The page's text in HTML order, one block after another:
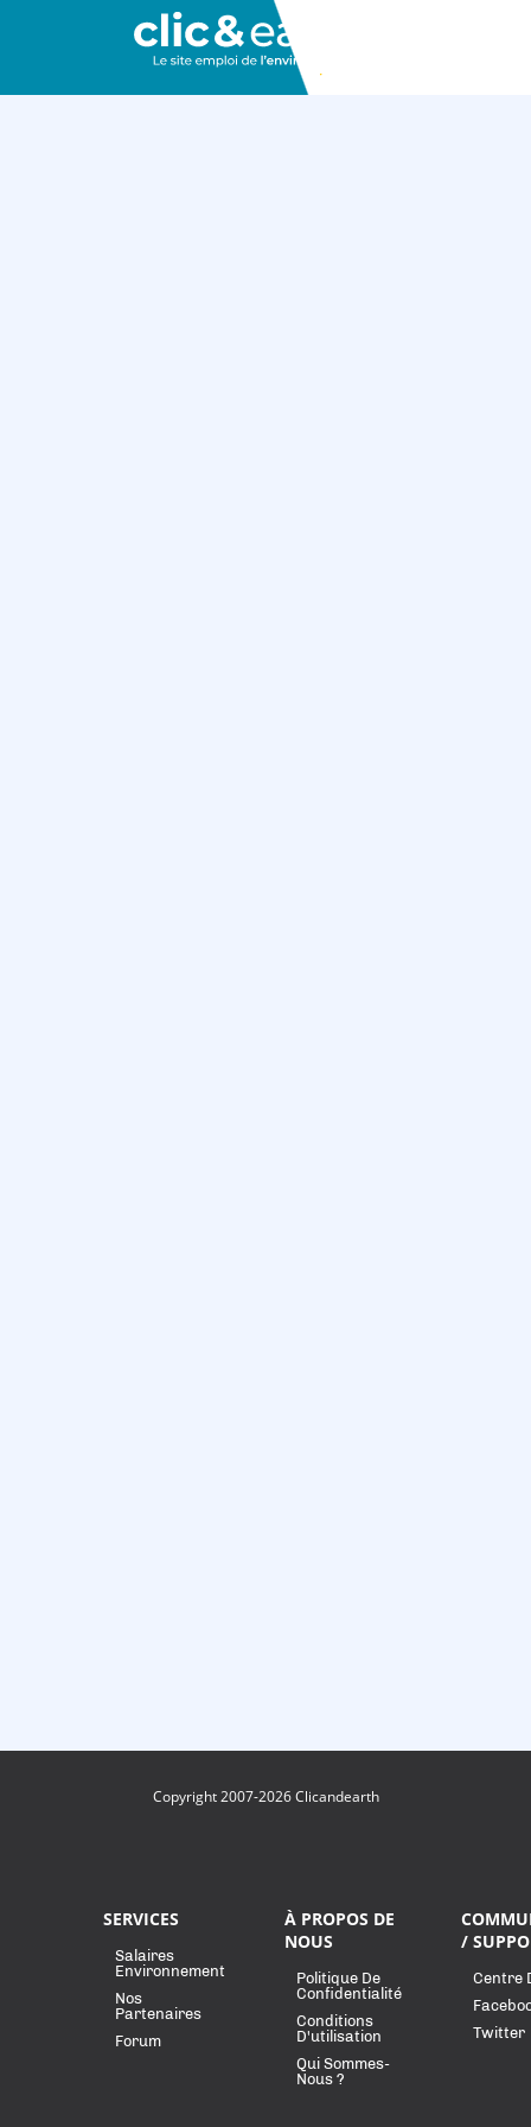
Copyright 2007-2026 Clicandearth
SERVICES
Salaires
Environnement
Nos
Partenaires
Forum
À PROPOS DE
NOUS
Politique De
Confidentialité
Conditions
D'utilisation
Qui Sommes-
Nous ?
/
Centre
Twitter